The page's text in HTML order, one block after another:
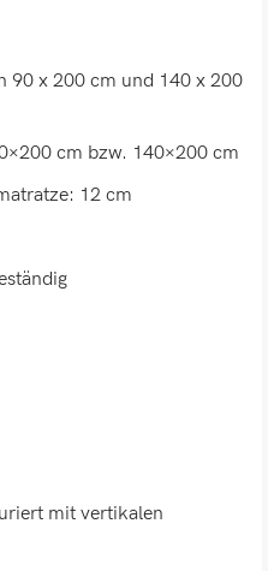
90 x 200 cm und 140 x 200
cm bzw. 140×200 cm
12 cm
mit vertikalen